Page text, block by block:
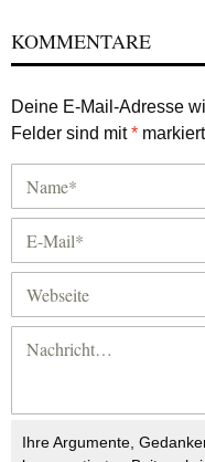
KOMMENTARE
Deine E-Mail-Adresse
Felder sind mit* markiert
Ihre Argumente,